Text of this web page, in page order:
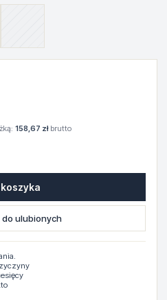
158,67 złbrutto
koszyka
ulubionych